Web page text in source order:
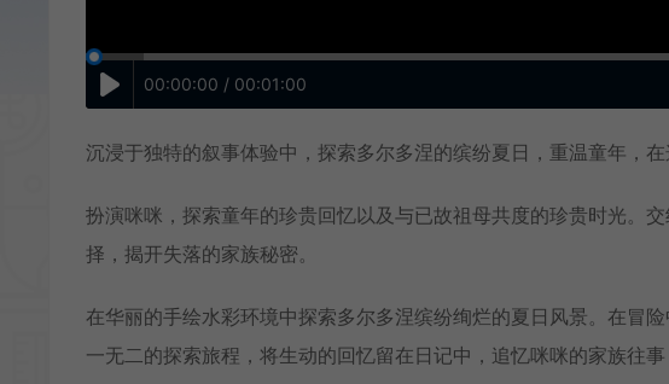
00:00:00 / 00:01:00
沉浸于独特的叙事体验中，探索多尔多涅的缤纷夏日，重温童年，
扮演咪咪，探索童年的珍贵回忆以及与已故祖母共度的珍贵时光。
择，揭开失落的家族秘密。
在华丽的手绘水彩环境中探索多尔多涅缤纷绚烂的夏日风景。在冒
一无二的探索旅程，将生动的回忆留在日记中，追忆咪咪的家族往事